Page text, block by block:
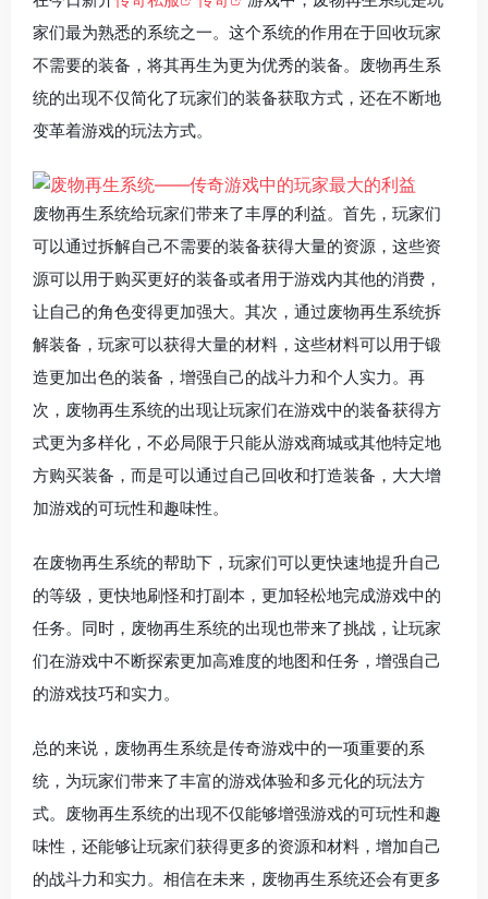
家们最为熟悉的系统之一。这个系统的作用在于回收玩家
不需要的装备，将其再生为更为优秀的装备。废物再生系
统的出现不仅简化了玩家们的装备获取方式，还在不断地
变革着游戏的玩法方式。
废物再生系统给玩家们带来了丰厚的利益。首先，玩家们
可以通过拆解自己不需要的装备获得大量的资源，这些资
源可以用于购买更好的装备或者用于游戏内其他的消费，
让自己的角色变得更加强大。其次，通过废物再生系统拆
解装备，玩家可以获得大量的材料，这些材料可以用于锻
造更加出色的装备，增强自己的战斗力和个人实力。再
次，废物再生系统的出现让玩家们在游戏中的装备获得方
式更为多样化，不必局限于只能从游戏商城或其他特定地
方购买装备，而是可以通过自己回收和打造装备，大大增
加游戏的可玩性和趣味性。
在废物再生系统的帮助下，玩家们可以更快速地提升自己
的等级，更快地刷怪和打副本，更加轻松地完成游戏中的
任务。同时，废物再生系统的出现也带来了挑战，让玩家
们在游戏中不断探索更加高难度的地图和任务，增强自己
的游戏技巧和实力。
总的来说，废物再生系统是传奇游戏中的一项重要的系
统，为玩家们带来了丰富的游戏体验和多元化的玩法方
式。废物再生系统的出现不仅能够增强游戏的可玩性和趣
味性，还能够让玩家们获得更多的资源和材料，增加自己
的战斗力和实力。相信在未来，废物再生系统还会有更多